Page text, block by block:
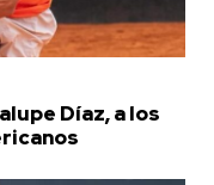
Díaz, a los